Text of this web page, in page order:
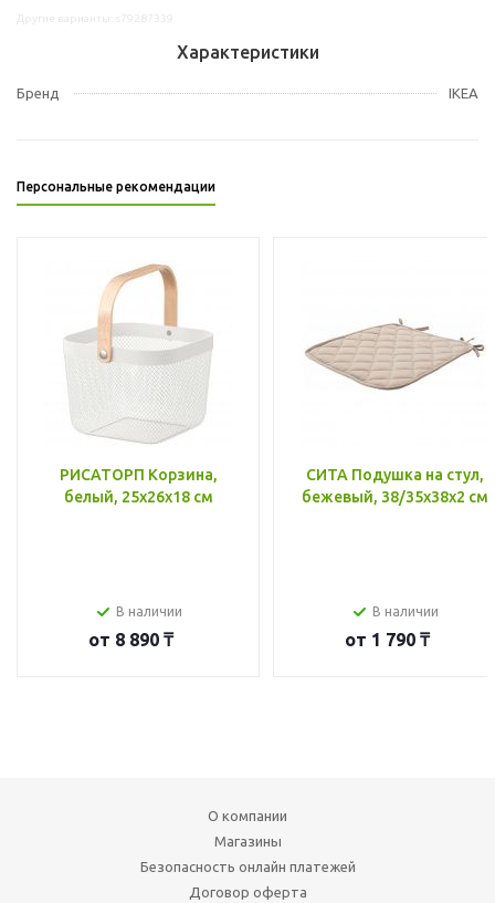
Характеристики
Бренд IKEA
Персональные рекомендации
РИСАТОРП Корзина,
белый, 25x26x18 см
В наличии
от 8 890 ₸
СИТА Подушка на стул,
бежевый, 38/35x38x2 см
В наличии
от 1 790 ₸
О компании
Магазины
Безопасность онлайн платежей
Договор оферта